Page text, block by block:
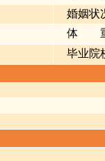
婚姻状
体
毕业院